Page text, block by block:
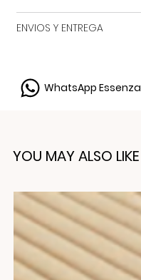
ENVIOS Y ENTREGA
WhatsApp Essenza
YOU MAY ALSO LIKE